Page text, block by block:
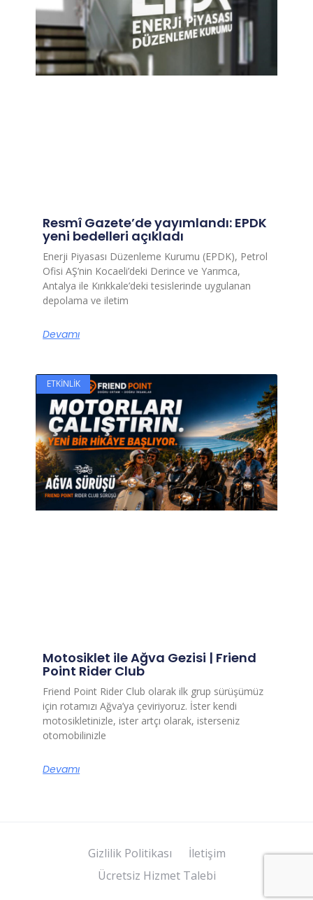
Resmî Gazete’de yayımlandı: EPDK
yeni bedelleri açıkladı
Enerji Piyasası Düzenleme Kurumu (EPDK), Petrol
Ofisi AŞ’nin Kocaeli’deki Derince ve Yarımca,
Antalya ile Kırıkkale’deki tesislerinde uygulanan
depolama ve iletim
Devamı
ETKINLIK
Motosiklet ile Ağva Gezisi | Friend
Point Rider Club
Friend Point Rider Club olarak ilk grup sürüşümüz
için rotamızı Ağva’ya çeviriyoruz. İster kendi
motosikletinizle, ister artçı olarak, isterseniz
otomobilinizle
Devamı
Gizlilik Politikası
İletişim
Ücretsiz Hizmet Talebi